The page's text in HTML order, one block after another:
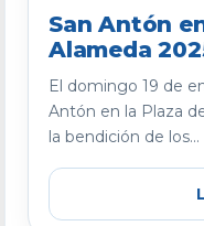
San Antón
Alameda
El domingo 19 de
Antón en la Plaza
la bendición de los...